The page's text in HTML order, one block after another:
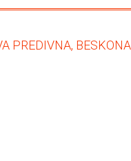
PREDIVNA,